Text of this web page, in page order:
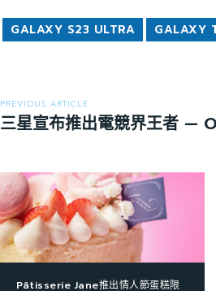
GALAXY S23 ULTRA GALAXY
PREVIOUS ARTICLE
三星宣布推出電競界王者 —
Pâtisserie Jane推出情人節蛋糕限